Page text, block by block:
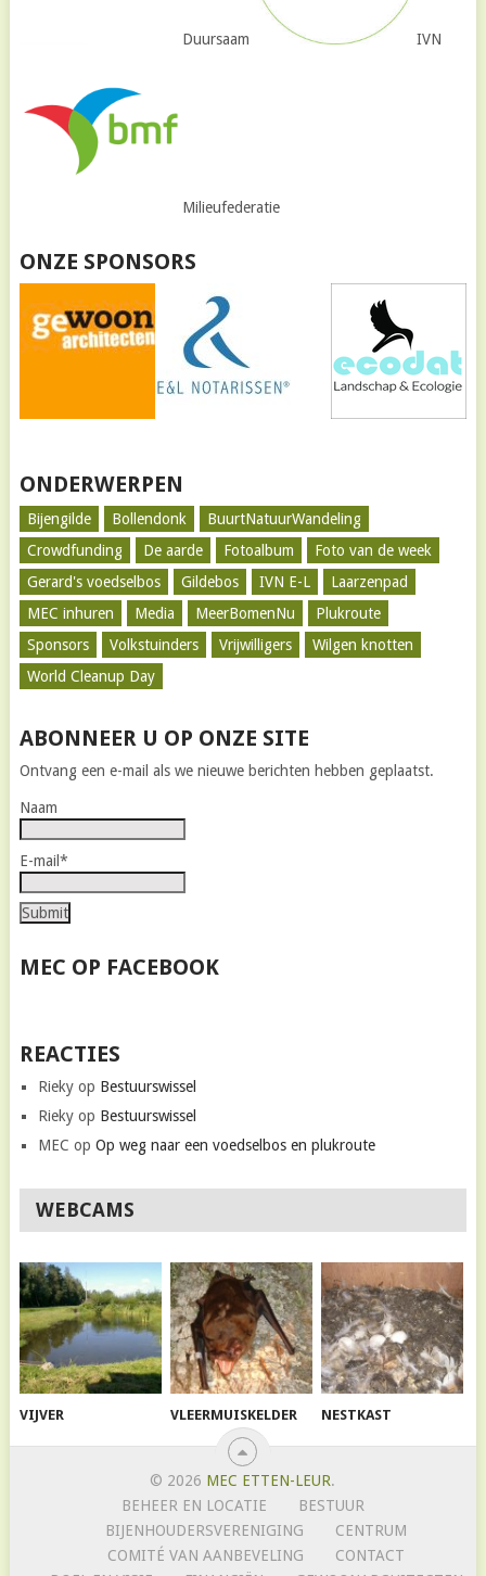
Duursaam IVN
Milieufederatie
ONZE SPONSORS
ONDERWERPEN
Bijengilde Bollendonk
BuurtNatuurWandeling
Crowdfunding
De aarde Fotoalbum
Foto van de week
Gerard's voedselbos
Gildebos IVN E-L
Laarzenpad
MEC inhuren
Media MeerBomenNu
Plukroute
Sponsors
Volkstuinders Vrijwilligers
Wilgen knotten
World Cleanup Day
ABONNEER U OP ONZE SITE
Ontvang een e-mail als we nieuwe berichten hebben geplaatst.
Naam
E-mail*
MEC OP FACEBOOK
REACTIES
Riekyop Bestuurswissel
Riekyop Bestuurswissel
MEC op Op weg naar een voedselbos en plukroute
WEBCAMS
VIJVER VLEERMUISKELDER NESTKAST
© 2026 MEC ETTEN-LEUR.
BEHEER EN LOCATIE
BESTUUR
BIJENHOUDERSVERENIGING
CENTRUM
COMITÉ VAN AANBEVELING
CONTACT